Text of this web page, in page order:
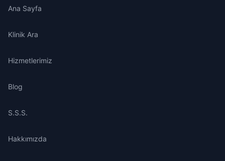
Ana Sayfa
Klinik Ara
Hizmetlerimiz
Blog
S.S.S.
Hakkımızda